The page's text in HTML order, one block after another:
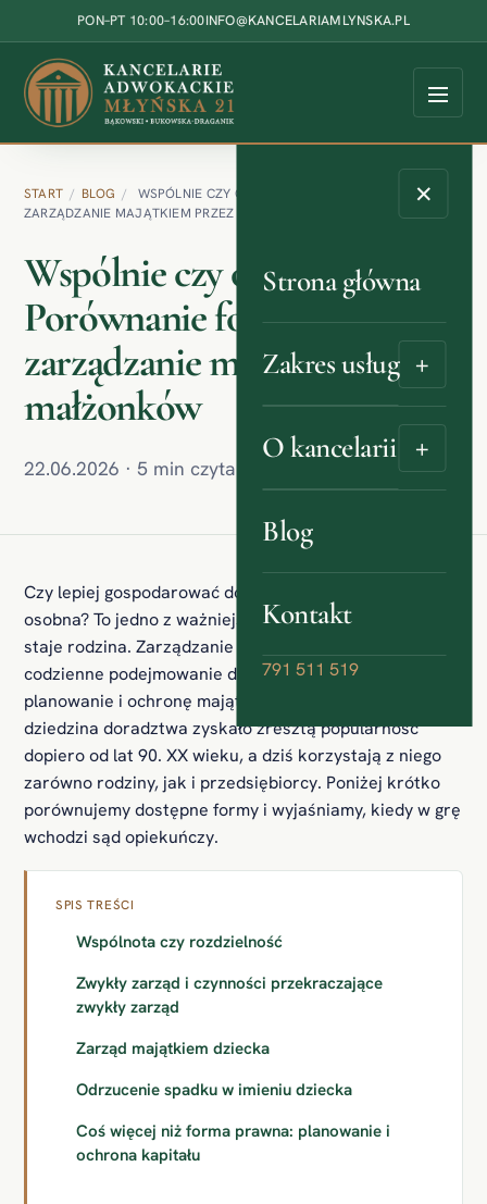
Przejdź do treściPON–PT 10:00–16:00INFO@KANCELARIAMLYNSKA.PL
✕
Strona główna
Zakres usług +
O kancelarii +
Blog
Kontakt
791 511 519
START / BLOG /
WSPÓLNIE CZY OSOBNO? PORÓWNANIE FORM –
ZARZĄDZANIE MAJĄTKIEM PRZEZ MAŁŻONKÓW
Wspólnie czy osobno?
Porównanie form –
zarządzanie majątkiem przez
małżonków
22.06.2026 · 5 min czytania · Kategoria: Blog
Czy lepiej gospodarować dobytkiem razem, czy każdy z
osobna? To jedno z ważniejszych pytań, przed jakimi
staje rodzina. Zarządzanie majątkiem to nie tylko
codzienne podejmowanie decyzji o wydatkach, ale też
planowanie i ochronę majątku przed ryzykiem. Jako
dziedzina doradztwa zyskało zresztą popularność
dopiero od lat 90. XX wieku, a dziś korzystają z niego
zarówno rodziny, jak i przedsiębiorcy. Poniżej krótko
porównujemy dostępne formy i wyjaśniamy, kiedy w grę
wchodzi sąd opiekuńczy.
SPIS TREŚCI
Wspólnota czy rozdzielność
Zwykły zarząd i czynności przekraczające
zwykły zarząd
Zarząd majątkiem dziecka
Odrzucenie spadku w imieniu dziecka
Coś więcej niż forma prawna: planowanie i
ochrona kapitału